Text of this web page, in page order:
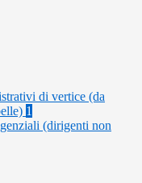
di vertice (da
1
(dirigenti non